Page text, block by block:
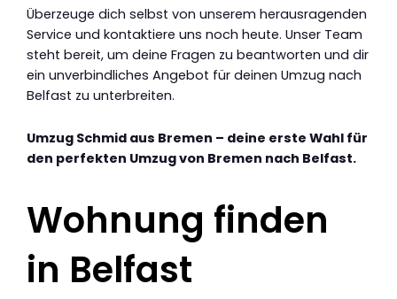
Überzeuge dich selbst von unserem herausragenden
Service und kontaktiere uns noch heute. Unser Team
steht bereit, um deine Fragen zu beantworten und dir
ein unverbindliches Angebot für deinen Umzug nach
Belfast zu unterbreiten.
Umzug Schmid aus Bremen – deine erste Wahl für
den perfekten Umzug von Bremen nach Belfast.
Wohnung finden
in Belfast